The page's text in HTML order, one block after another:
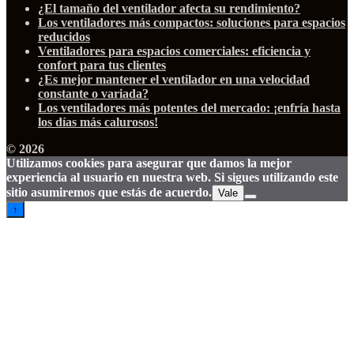
¿El tamaño del ventilador afecta su rendimiento?
Los ventiladores más compactos: soluciones para espacios
reducidos
Ventiladores para espacios comerciales: eficiencia y
confort para tus clientes
¿Es mejor mantener el ventilador en una velocidad
constante o variada?
Los ventiladores más potentes del mercado: ¡enfría hasta
los días más calurosos!
© 2026
Utilizamos cookies para asegurar que damos la mejor
experiencia al usuario en nuestra web. Si sigues utilizando este
sitio asumiremos que estás de acuerdo. Vale
↑